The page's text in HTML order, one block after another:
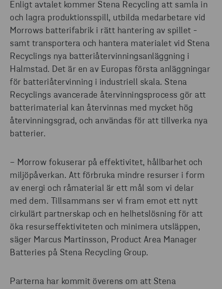
Enligt avtalet kommer Stena Recycling att samla in
och lagra produktionsspill, utbilda medarbetare vid
Morrows batterifabrik i rätt hantering av spillet -
samt transportera och hantera materialet vid Stena
Recyclings nya batteriåtervinningsanläggning i
Halmstad. Det är en av Europas första anläggningar
för batteriåtervinning i industriell skala. Stena
Recyclings avancerade återvinningsprocess gör att
batterimaterial kan återvinnas med mycket hög
återvinningsgrad, och användas för att tillverka nya
batterier.
− Morrow fokuserar på effektivitet, hållbarhet och
miljöpåverkan. Att förbruka mindre resurser i form
av energi och råmaterial är ett mål som vi delar
med dem. Tillsammans ser vi fram emot ett nytt
cirkulärt partnerskap och en helhetslösning för att
öka resurseffektiviteten och minimera utsläppen,
säger Marcus Martinsson, Product Area Manager
Batteries på Stena Recycling Group.
Parterna har kommit överens om att Stena